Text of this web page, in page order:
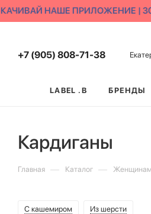
НАШЕ ПРИЛОЖЕНИЕ | 3000
+7 (905) 808-71-38
LABEL .B БРЕНДЫ
Кардиганы
Главная — Каталог — Женщинам
С кашемиром Из шерсти